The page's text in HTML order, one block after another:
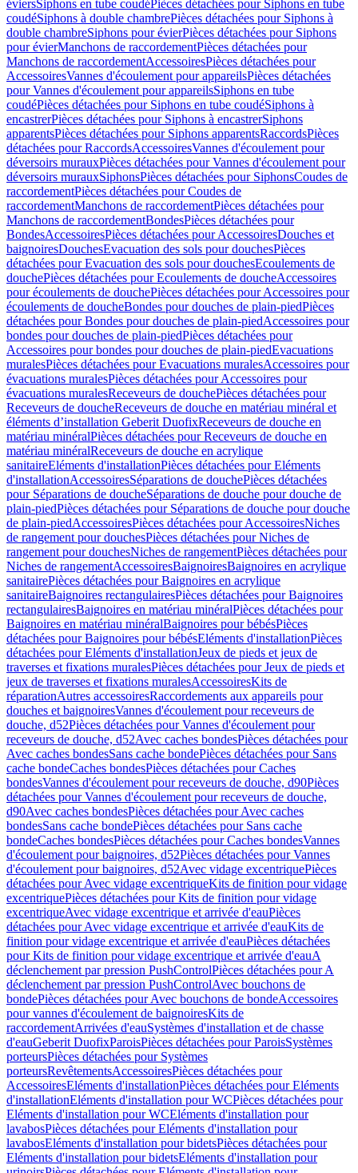
éviersSiphons en tube coudéPièces détachées pour Siphons en tube
coudéSiphons à double chambrePièces détachées pour Siphons à
double chambreSiphons pour évierPièces détachées pour Siphons
pour évierManchons de raccordementPièces détachées pour
Manchons de raccordementAccessoiresPièces détachées pour
AccessoiresVannes d'écoulement pour appareilsPièces détachées
pour Vannes d'écoulement pour appareilsSiphons en tube
coudéPièces détachées pour Siphons en tube coudéSiphons à
encastrerPièces détachées pour Siphons à encastrerSiphons
apparentsPièces détachées pour Siphons apparentsRaccordsPièces
détachées pour RaccordsAccessoiresVannes d'écoulement pour
déversoirs murauxPièces détachées pour Vannes d'écoulement pour
déversoirs murauxSiphonsPièces détachées pour SiphonsCoudes de
raccordementPièces détachées pour Coudes de
raccordementManchons de raccordementPièces détachées pour
Manchons de raccordementBondesPièces détachées pour
BondesAccessoiresPièces détachées pour AccessoiresDouches et
baignoiresDouchesEvacuation des sols pour douchesPièces
détachées pour Evacuation des sols pour douchesEcoulements de
douchePièces détachées pour Ecoulements de doucheAccessoires
pour écoulements de douchePièces détachées pour Accessoires pour
écoulements de doucheBondes pour douches de plain-piedPièces
détachées pour Bondes pour douches de plain-piedAccessoires pour
bondes pour douches de plain-piedPièces détachées pour
Accessoires pour bondes pour douches de plain-piedEvacuations
muralesPièces détachées pour Evacuations muralesAccessoires pour
évacuations muralesPièces détachées pour Accessoires pour
évacuations muralesReceveurs de douchePièces détachées pour
Receveurs de doucheReceveurs de douche en matériau minéral et
éléments d’installation Geberit DuofixReceveurs de douche en
matériau minéralPièces détachées pour Receveurs de douche en
matériau minéralReceveurs de douche en acrylique
sanitaireEléments d'installationPièces détachées pour Eléments
d'installationAccessoiresSéparations de douchePièces détachées
pour Séparations de doucheSéparations de douche pour douche de
plain-piedPièces détachées pour Séparations de douche pour douche
de plain-piedAccessoiresPièces détachées pour AccessoiresNiches
de rangement pour douchesPièces détachées pour Niches de
rangement pour douchesNiches de rangementPièces détachées pour
Niches de rangementAccessoiresBaignoiresBaignoires en acrylique
sanitairePièces détachées pour Baignoires en acrylique
sanitaireBaignoires rectangulairesPièces détachées pour Baignoires
rectangulairesBaignoires en matériau minéralPièces détachées pour
Baignoires en matériau minéralBaignoires pour bébésPièces
détachées pour Baignoires pour bébésEléments d'installationPièces
détachées pour Eléments d'installationJeux de pieds et jeux de
traverses et fixations muralesPièces détachées pour Jeux de pieds et
jeux de traverses et fixations muralesAccessoiresKits de
réparationAutres accessoiresRaccordements aux appareils pour
douches et baignoiresVannes d'écoulement pour receveurs de
douche, d52Pièces détachées pour Vannes d'écoulement pour
receveurs de douche, d52Avec caches bondesPièces détachées pour
Avec caches bondesSans cache bondePièces détachées pour Sans
cache bondeCaches bondesPièces détachées pour Caches
bondesVannes d'écoulement pour receveurs de douche, d90Pièces
détachées pour Vannes d'écoulement pour receveurs de douche,
d90Avec caches bondesPièces détachées pour Avec caches
bondesSans cache bondePièces détachées pour Sans cache
bondeCaches bondesPièces détachées pour Caches bondesVannes
d'écoulement pour baignoires, d52Pièces détachées pour Vannes
d'écoulement pour baignoires, d52Avec vidage excentriquePièces
détachées pour Avec vidage excentriqueKits de finition pour vidage
excentriquePièces détachées pour Kits de finition pour vidage
excentriqueAvec vidage excentrique et arrivée d'eauPièces
détachées pour Avec vidage excentrique et arrivée d'eauKits de
finition pour vidage excentrique et arrivée d'eauPièces détachées
pour Kits de finition pour vidage excentrique et arrivée d'eauA
déclenchement par pression PushControlPièces détachées pour A
déclenchement par pression PushControlAvec bouchons de
bondePièces détachées pour Avec bouchons de bondeAccessoires
pour vannes d'écoulement de baignoiresKits de
raccordementArrivées d'eauSystèmes d'installation et de chasse
d'eauGeberit DuofixParoisPièces détachées pour ParoisSystèmes
porteursPièces détachées pour Systèmes
porteursRevêtementsAccessoiresPièces détachées pour
AccessoiresEléments d'installationPièces détachées pour Eléments
d'installationEléments d'installation pour WCPièces détachées pour
Eléments d'installation pour WCEléments d'installation pour
lavabosPièces détachées pour Eléments d'installation pour
lavabosEléments d'installation pour bidetsPièces détachées pour
Eléments d'installation pour bidetsEléments d'installation pour